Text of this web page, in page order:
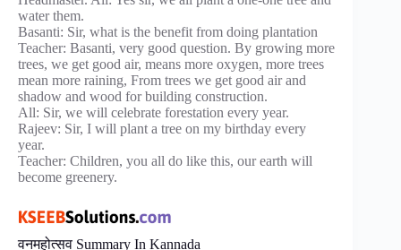
water them.
Basanti: Sir, what is the benefit from doing plantation
Teacher: Basanti, very good question. By growing more
trees, we get good air, means more oxygen, more trees
mean more raining, From trees we get good air and
shadow and wood for building construction.
All: Sir, we will celebrate forestation every year.
Rajeev: Sir, I will plant a tree on my birthday every
year.
Teacher: Children, you all do like this, our earth will
become greenery.
वनमहोत्सव Summary In Kannada